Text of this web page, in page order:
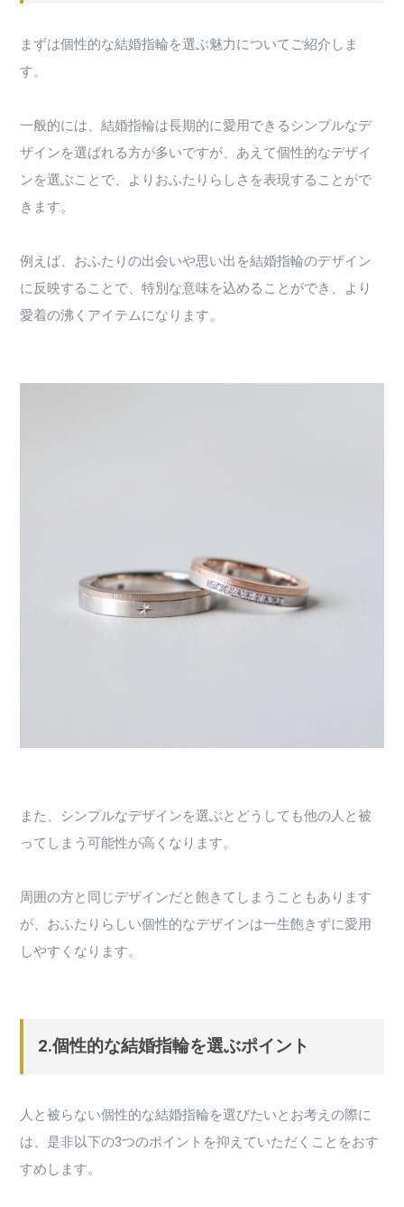
まずは個性的な結婚指輪を選ぶ魅力についてご紹介しま
す。
一般的には、結婚指輪は長期的に愛用できるシンプルなデ
ザインを選ばれる方が多いですが、あえて個性的なデザイ
ンを選ぶことで、よりおふたりらしさを表現することがで
きます。
例えば、おふたりの出会いや思い出を結婚指輪のデザイン
に反映することで、特別な意味を込めることができ、より
愛着の沸くアイテムになります。
また、シンプルなデザインを選ぶとどうしても他の人と被
ってしまう可能性が高くなります。
周囲の方と同じデザインだと飽きてしまうこともあります
が、おふたりらしい個性的なデザインは一生飽きずに愛用
しやすくなります。
2.個性的な結婚指輪を選ぶポイント
人と被らない個性的な結婚指輪を選びたいとお考えの際に
は、是非以下の3つのポイントを抑えていただくことをおす
すめします。